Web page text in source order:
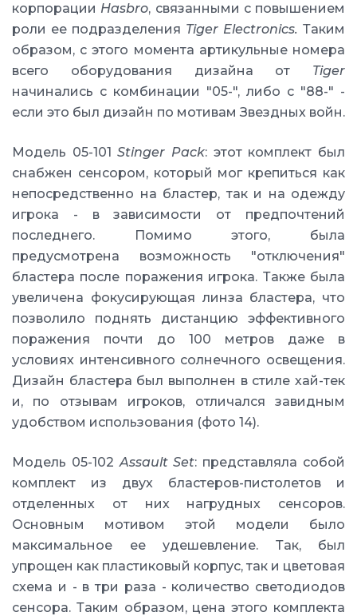
корпорации Hasbro, связанными с повышением
роли ее подразделения Tiger Electronics. Таким
образом, с этого момента артикульные номера
всего оборудования дизайна от Tiger
начинались с комбинации "05-", либо с "88-" -
если это был дизайн по мотивам Звездных войн.
Модель 05-101Stinger Pack: этот комплект был
снабжен сенсором, который мог крепиться как
непосредственно на бластер, так и на одежду
игрока - в зависимости от предпочтений
последнего. Помимо этого, была
предусмотрена возможность "отключения"
бластера после поражения игрока. Также была
увеличена фокусирующая линза бластера, что
позволило поднять дистанцию эффективного
поражения почти до 100 метров даже в
условиях интенсивного солнечного освещения.
Дизайн бластера был выполнен в стиле хай-тек
и, по отзывам игроков, отличался завидным
удобством использования (фото 14).
Модель 05-102Assault Set: представляла собой
комплект из двух бластеров-пистолетов и
отделенных от них нагрудных сенсоров.
Основным мотивом этой модели было
максимальное ее удешевление. Так, был
упрощен как пластиковый корпус, так и цветовая
схема и - в три раза - количество светодиодов
сенсора. Таким образом, цена этого комплекта